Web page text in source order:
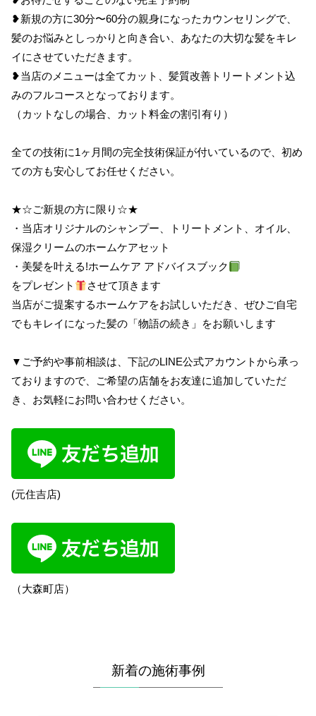
❥新規の方に30分〜60分の親身になったカウンセリングで、
髪のお悩みとしっかりと向き合い、あなたの大切な髪をキレ
イにさせていただきます。
❥当店のメニューは全てカット、髪質改善トリートメント込
みのフルコースとなっております。
（カットなしの場合、カット料金の割引有り）
全ての技術に1ヶ月間の完全技術保証が付いているので、初め
ての方も安心してお任せください。
★☆ご新規の方に限り☆★
・当店オリジナルのシャンプー、トリートメント、オイル、
保湿クリームのホームケアセット
・美髪を叶える!ホームケア アドバイスブック
をプレゼント
させて頂きます
当店がご提案するホームケアをお試しいただき、ぜひご自宅
でもキレイになった髪の「物語の続き」をお願いします
▼ご予約や事前相談は、下記のLINE公式アカウントから承っ
ておりますので、ご希望の店舗をお友達に追加していただ
き、お気軽にお問い合わせください。
(元住吉店)
（大森町店）
新着の施術事例